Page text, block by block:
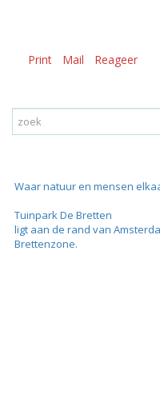
Print Mail Reageer
Waar natuur en mensen
Tuinpark De Bretten
ligt aan de rand van
Brettenzone.